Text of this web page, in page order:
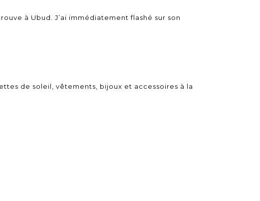
à Ubud. J’ai immédiatement flashé sur son
de soleil, vêtements, bijoux et accessoires à la